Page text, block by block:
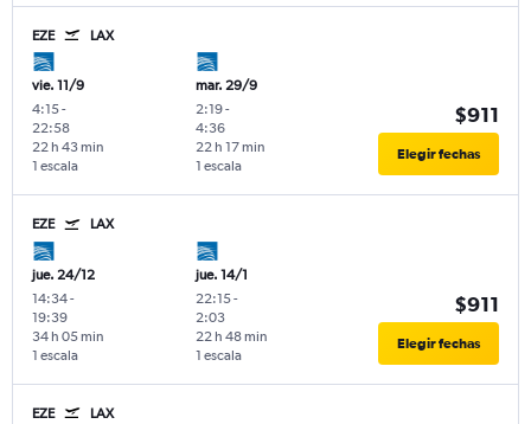
EZE LAX
vie. 11/9
4:15-
22:58
1 escala
22 h 43 min
mar. 29/9
2:19-
4:36
1 escala
22 h 17 min
$911
Elegir fechas
EZE LAX
jue. 24/12
14:34-
19:39
1 escala
34 h 05 min
jue. 14/1
22:15-
2:03
1 escala
22 h 48 min
$911
Elegir fechas
EZE LAX